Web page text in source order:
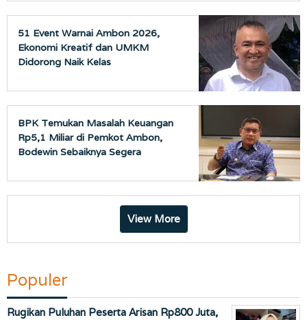
51 Event Warnai Ambon 2026,
Ekonomi Kreatif dan UMKM
Didorong Naik Kelas
BPK Temukan Masalah Keuangan
Rp5,1 Miliar di Pemkot Ambon,
Bodewin Sebaiknya Segera
View More
Populer
Rugikan Puluhan Peserta Arisan Rp800 Juta,